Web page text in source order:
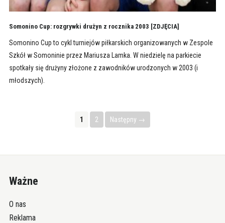
Somonino Cup: rozgrywki drużyn z rocznika 2003 [ZDJĘCIA]
Somonino Cup to cykl turniejów piłkarskich organizowanych w Zespole
Szkół w Somoninie przez Mariusza Lamka. W niedzielę na parkiecie
spotkały się drużyny złożone z zawodników urodzonych w 2003 (i
młodszych).
1 2 Następny →
Ważne
O nas
Reklama